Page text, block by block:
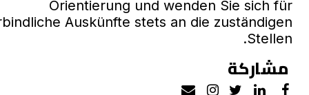
Orientierung und wenden Sie sich für
Auskünfte stets an die zuständigen
Stellen.
مشاركة